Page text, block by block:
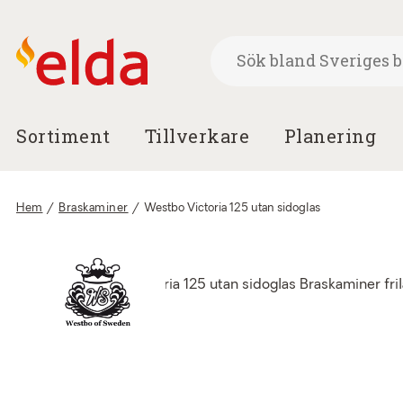
Sortiment Tillverkare Planering
Hem / Braskaminer / Westbo Victoria 125 utan sidoglas